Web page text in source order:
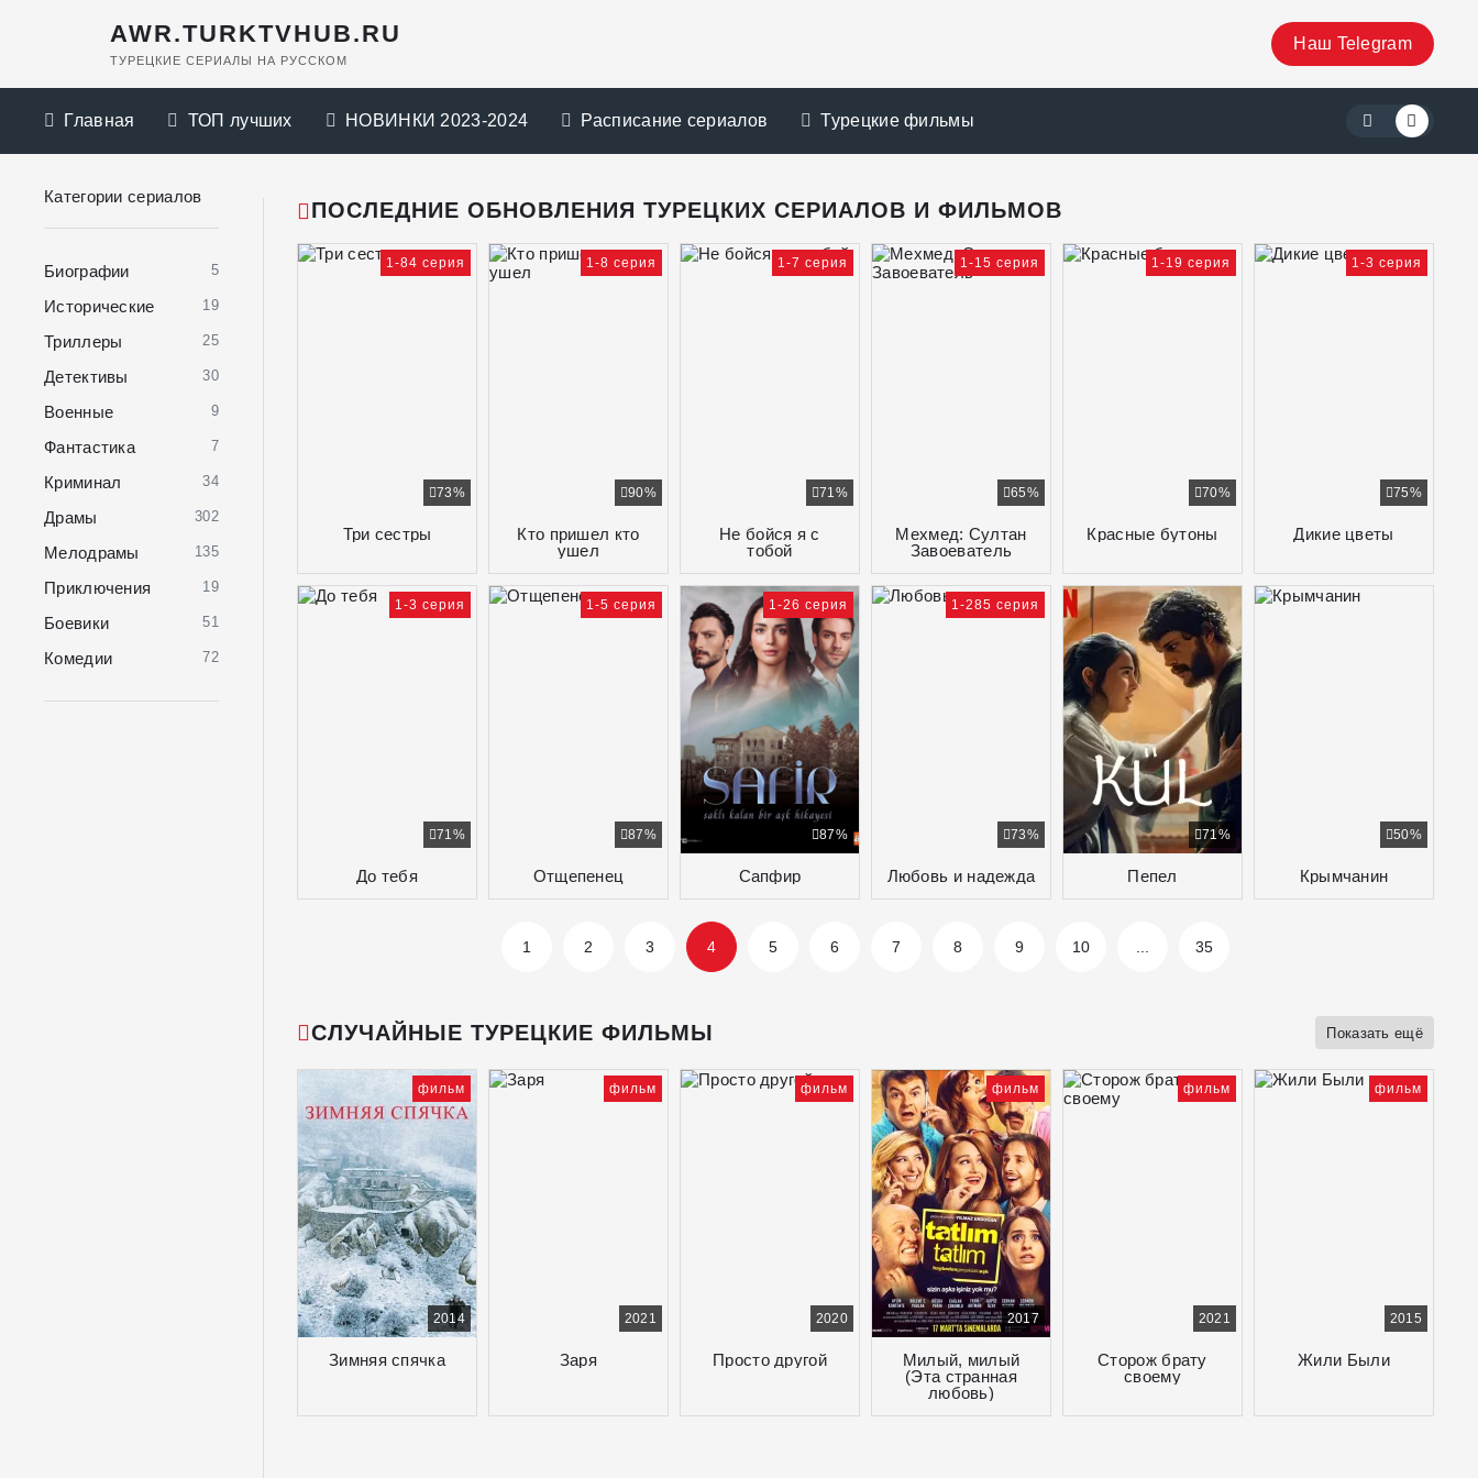
AWR.TURKTVHUB.RU
ТУРЕЦКИЕ СЕРИАЛЫ НА РУССКОМ
Наш Telegram
Главная ТОП лучших НОВИНКИ 2023-2024 Расписание сериалов Турецкие фильмы
ПОСЛЕДНИЕ ОБНОВЛЕНИЯ ТУРЕЦКИХ СЕРИАЛОВ И ФИЛЬМОВ
Три сестры
73%
1-84 серия
Кто пришел кто
ушел
90%
1-8 серия
Не бойся я с
тобой
71%
1-7 серия
Мехмед: Султан
Завоеватель
65%
1-15 серия
Красные бутоны
70%
1-19 серия
Дикие цветы
75%
1-3 серия
До тебя
71%
1-3 серия
Отщепенец
87%
1-5 серия
Сапфир
87%
1-26 серия
Любовь и надежда
73%
1-285 серия
Пепел
71%
Крымчанин
50%
1 2 3 4 5 6 7 8 9 10 35
СЛУЧАЙНЫЕ ТУРЕЦКИЕ ФИЛЬМЫ Показать ещё
Зимняя спячка
2014
фильм
Заря
2021
фильм
Просто другой
2020
фильм
Милый, милый
(Эта странная
любовь)
2017
фильм
Сторож брату
своему
2021
фильм
Жили Были
2015
фильм
Категории сериалов
Биографии 5
Исторические 19
Триллеры 25
Детективы 30
Военные 9
Фантастика 7
Криминал 34
Драмы 302
Мелодрамы 135
Приключения 19
Боевики 51
Комедии 72